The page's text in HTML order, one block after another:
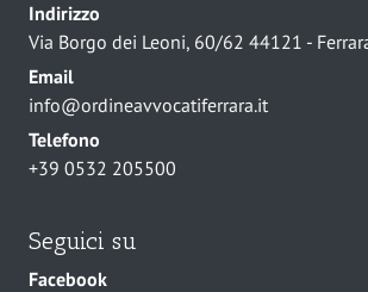
Indirizzo
Via Borgo dei Leoni, 60/62 44121 -
Email
info@ordineavvocatiferrara.it
Telefono
+39 0532 205500
Seguici su
Facebook